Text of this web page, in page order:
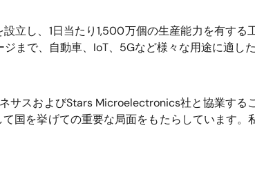
立し、 1日当たり1,500万個の生産能力を有する
まで、自動車、 IoT、 5Gなど様々な用途に適し
サスおよびStars Microelectronics社と協業する
国を挙げての重要な局面をもたらしています。